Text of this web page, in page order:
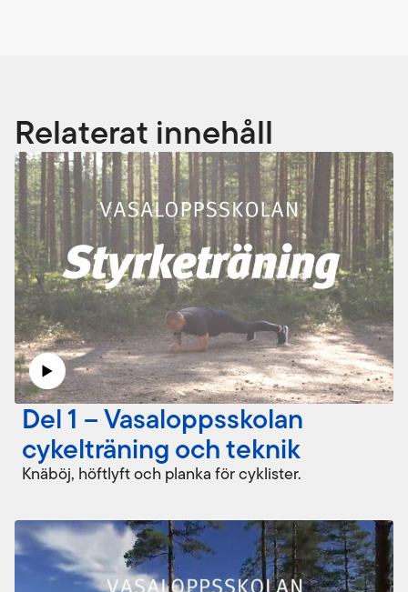
Relaterat innehåll
Del 1 – Vasaloppsskolan
cykelträning och teknik
Knäböj, höftlyft och planka för cyklister.